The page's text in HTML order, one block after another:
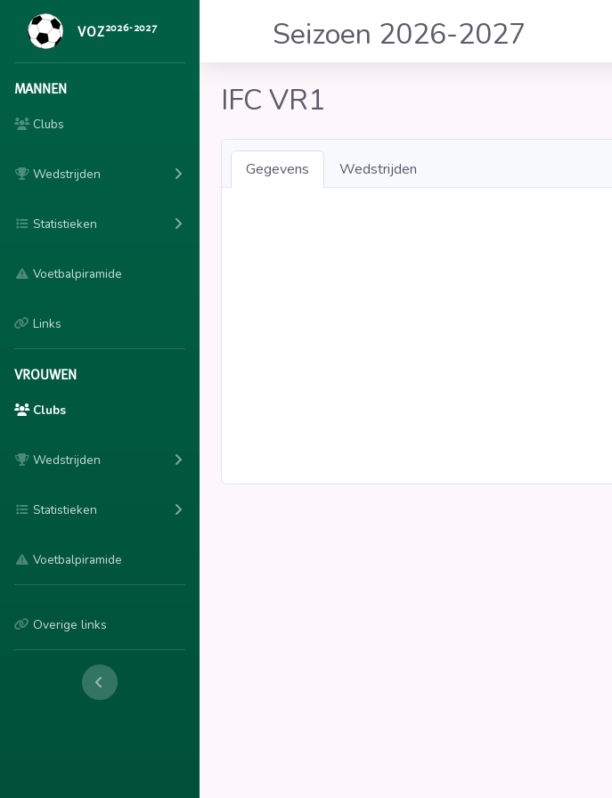
VOZ2026-2027
MANNEN
Clubs
Wedstrijden
Statistieken
Voetbalpiramide
Links
VROUWEN
Clubs
Wedstrijden
Statistieken
Voetbalpiramide
Overige links
Seizoen 2026-2027
IFC VR1
Gegevens Wedstrijden